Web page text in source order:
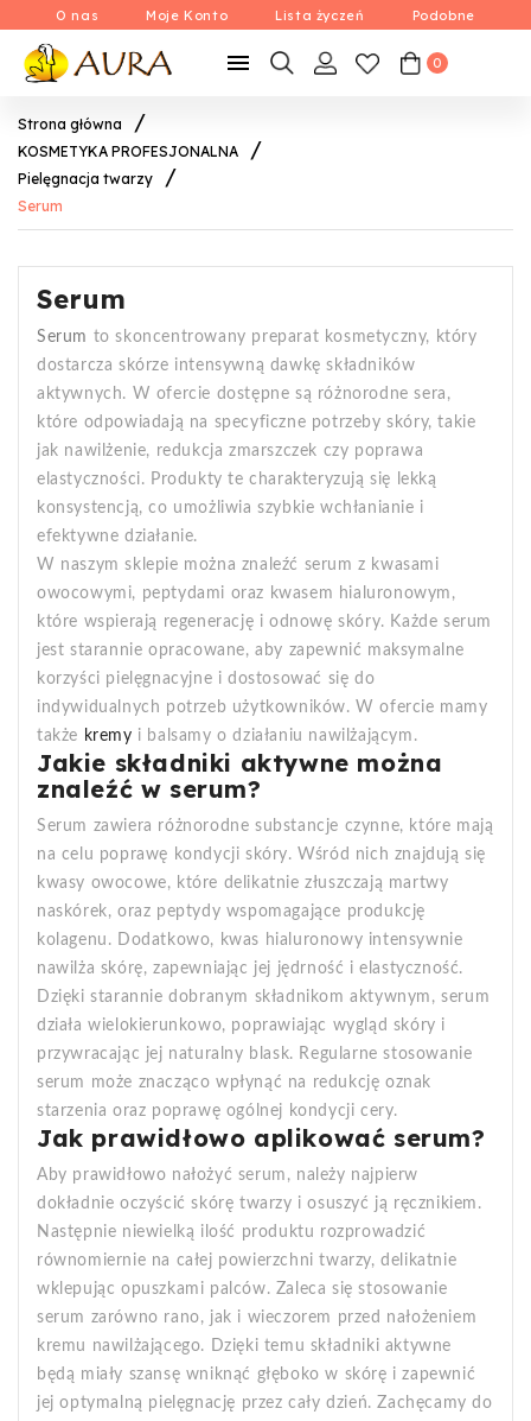
O nas Moje Konto Lista życzeń Podobne
 0
Strona główna
KOSMETYKA PROFESJONALNA
Pielęgnacja twarzy
Serum
Serum
Serum to skoncentrowany preparat kosmetyczny, który
dostarcza skórze intensywną dawkę składników
aktywnych. W ofercie dostępne są różnorodne sera,
które odpowiadają na specyficzne potrzeby skóry, takie
jak nawilżenie, redukcja zmarszczek czy poprawa
elastyczności. Produkty te charakteryzują się lekką
konsystencją, co umożliwia szybkie wchłanianie i
efektywne działanie.
W naszym sklepie można znaleźć serum z kwasami
owocowymi, peptydami oraz kwasem hialuronowym,
które wspierają regenerację i odnowę skóry. Każde serum
jest starannie opracowane, aby zapewnić maksymalne
korzyści pielęgnacyjne i dostosować się do
indywidualnych potrzeb użytkowników. W ofercie mamy
także kremy i balsamy o działaniu nawilżającym.
Jakie składniki aktywne można
znaleźć w serum?
Serum zawiera różnorodne substancje czynne, które mają
na celu poprawę kondycji skóry. Wśród nich znajdują się
kwasy owocowe, które delikatnie złuszczają martwy
naskórek, oraz peptydy wspomagające produkcję
kolagenu. Dodatkowo, kwas hialuronowy intensywnie
nawilża skórę, zapewniając jej jędrność i elastyczność.
Dzięki starannie dobranym składnikom aktywnym, serum
działa wielokierunkowo, poprawiając wygląd skóry i
przywracając jej naturalny blask. Regularne stosowanie
serum może znacząco wpłynąć na redukcję oznak
starzenia oraz poprawę ogólnej kondycji cery.
Jak prawidłowo aplikować serum?
Aby prawidłowo nałożyć serum, należy najpierw
dokładnie oczyścić skórę twarzy i osuszyć ją ręcznikiem.
Następnie niewielką ilość produktu rozprowadzić
równomiernie na całej powierzchni twarzy, delikatnie
wklepując opuszkami palców. Zaleca się stosowanie
serum zarówno rano, jak i wieczorem przed nałożeniem
kremu nawilżającego. Dzięki temu składniki aktywne
będą miały szansę wniknąć głęboko w skórę i zapewnić
jej optymalną pielęgnację przez cały dzień. Zachęcamy do